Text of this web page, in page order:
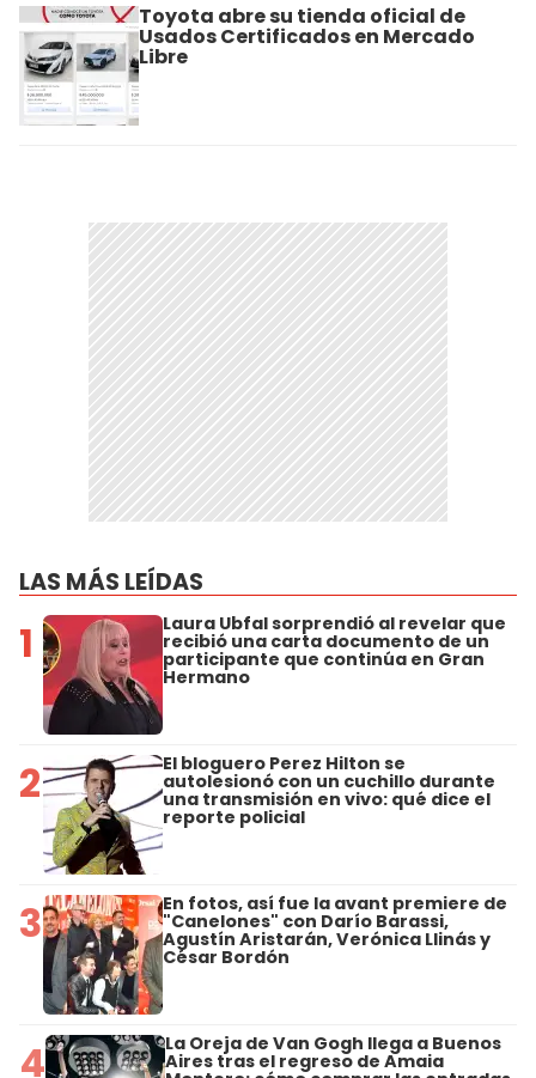
Toyota abre su tienda oficial de
Usados Certificados en Mercado
Libre
LAS MÁS LEÍDAS
1 Laura Ubfal sorprendió al revelar que
recibió una carta documento de un
participante que continúa en Gran
Hermano
2 El bloguero Perez Hilton se
autolesionó con un cuchillo durante
una transmisión en vivo: qué dice el
reporte policial
3 En fotos, así fue la avant premiere de
"Canelones" con Darío Barassi,
Agustín Aristarán, Verónica Llinás y
César Bordón
4 La Oreja de Van Gogh llega a Buenos
Aires tras el regreso de Amaia